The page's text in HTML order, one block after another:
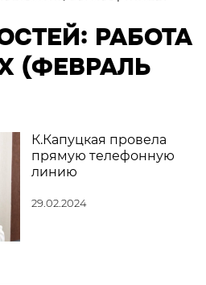
РАБОТА
(ФЕВРАЛЬ
К.Капуцкая провела
прямую телефонную
линию
29.02.2024